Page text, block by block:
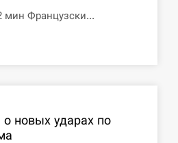
мин Французски...
о новых ударах по